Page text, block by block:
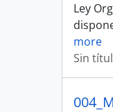
Ley
more
Sin